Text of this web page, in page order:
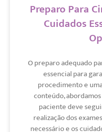
Preparo Para
Cuidados
O preparo adequado
essencial para
procedimento e
conteúdo,
paciente deve
realização dos
necessário e os